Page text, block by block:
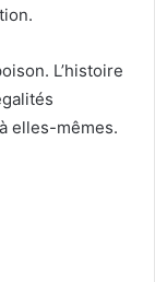
L’histoire
elles-mêmes.